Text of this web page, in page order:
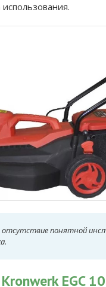
использования.
понятной
Kronwerk EGC